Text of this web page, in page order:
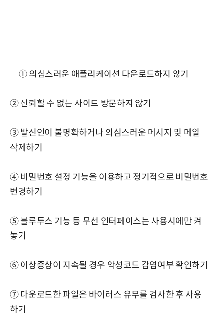
① 의심스러운 애플리케이션 다운로드하지 않기
② 신뢰할 수 없는 사이트 방문하지 않기
③ 발신인이 불명확하거나 의심스러운 메시지 및 메일
삭제하기
④ 비밀번호 설정 기능을 이용하고 정기적으로 비밀번호
변경하기
⑤ 블루투스 기능 등 무선 인터페이스는 사용시에만 켜
놓기
⑥ 이상증상이 지속될 경우 악성코드 감염여부 확인하기
⑦ 다운로드한 파일은 바이러스 유무를 검사한 후 사용
하기